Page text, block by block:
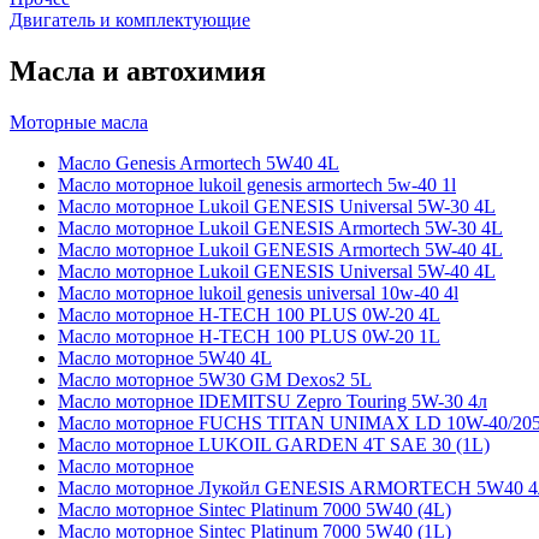
Двигатель и комплектующие
Масла и автохимия
Моторные масла
Масло Genesis Armortech 5W40 4L
Масло моторное lukoil genesis armortech 5w-40 1l
Масло моторное Lukoil GENESIS Universal 5W-30 4L
Масло моторное Lukoil GENESIS Armortech 5W-30 4L
Масло моторное Lukoil GENESIS Armortech 5W-40 4L
Масло моторное Lukoil GENESIS Universal 5W-40 4L
Масло моторное lukoil genesis universal 10w-40 4l
Масло моторное H-TECH 100 PLUS 0W-20 4L
Масло моторное H-TECH 100 PLUS 0W-20 1L
Масло моторное 5W40 4L
Масло моторное 5W30 GM Dexos2 5L
Масло моторное IDEMITSU Zepro Touring 5W-30 4л
Масло моторное FUCHS TITAN UNIMAX LD 10W-40/
Масло моторное LUKOIL GARDEN 4Т SAE 30 (1L)
Масло моторное
Масло моторное Лукойл GENESIS ARMORTECH 5W40
Масло моторное Sintec Platinum 7000 5W40 (4L)
Масло моторное Sintec Platinum 7000 5W40 (1L)